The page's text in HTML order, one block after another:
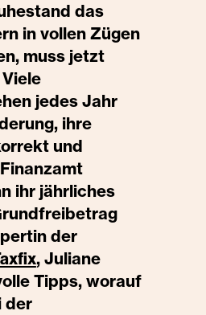
das
in vollen Zügen
muss jetzt
jedes Jahr
ihre
und
ihr jährliches
der
, Juliane
Tipps, worauf
der